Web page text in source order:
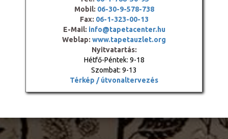
Mobil: 06-30-9-578-738
Fax: 06-1-323-00-13
E-Mail: info@tapetacenter.hu
Weblap: www.tapetauzlet.org
Nyitvatartás:
Hétfő-Péntek: 9-18
Szombat: 9-13
Térkép / útvonaltervezés